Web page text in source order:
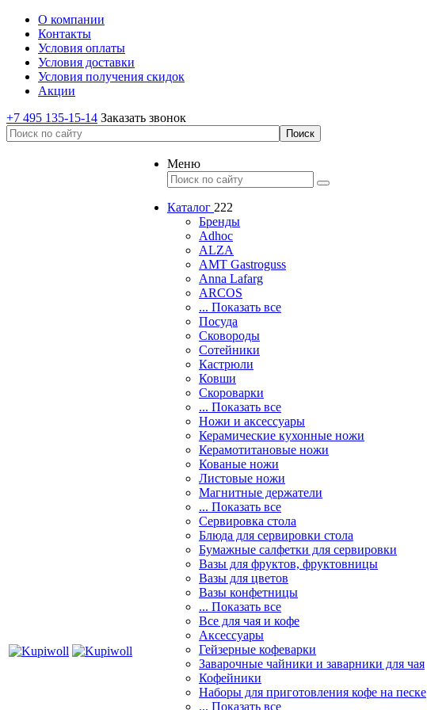
О компании
Контакты
Условия оплаты
Условия доставки
Условия получения скидок
Акции
+7 495 135-15-14 Заказать звонок
Меню
Каталог 222
Бренды
Adhoc
ALZA
AMT Gastroguss
Anna Lafarg
ARCOS
... Показать все
Посуда
Сковороды
Сотейники
Кастрюли
Ковши
Скороварки
... Показать все
Ножи и аксессуары
Керамические кухонные ножи
Керамотитановые ножи
Кованые ножи
Листовые ножи
Магнитные держатели
... Показать все
Сервировка стола
Блюда для сервировки стола
Бумажные салфетки для сервировки
Вазы для фруктов, фруктовницы
Вазы для цветов
Вазы конфетницы
... Показать все
Все для чая и кофе
Аксессуары
Гейзерные кофеварки
Заварочные чайники и заварники для чая
Кофейники
Наборы для приготовления кофе на песке
... Показать все